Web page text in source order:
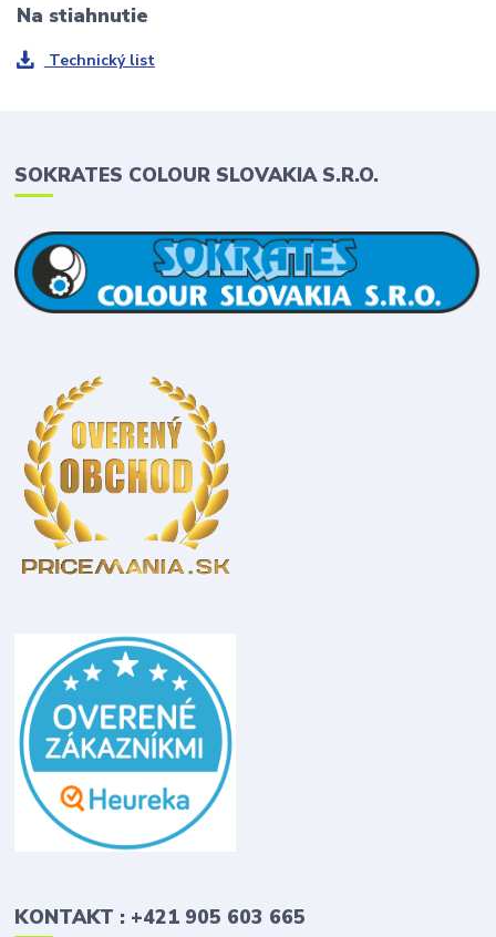
Na stiahnutie
Technický list
SOKRATES COLOUR SLOVAKIA S.R.O.
KONTAKT : +421 905 603 665